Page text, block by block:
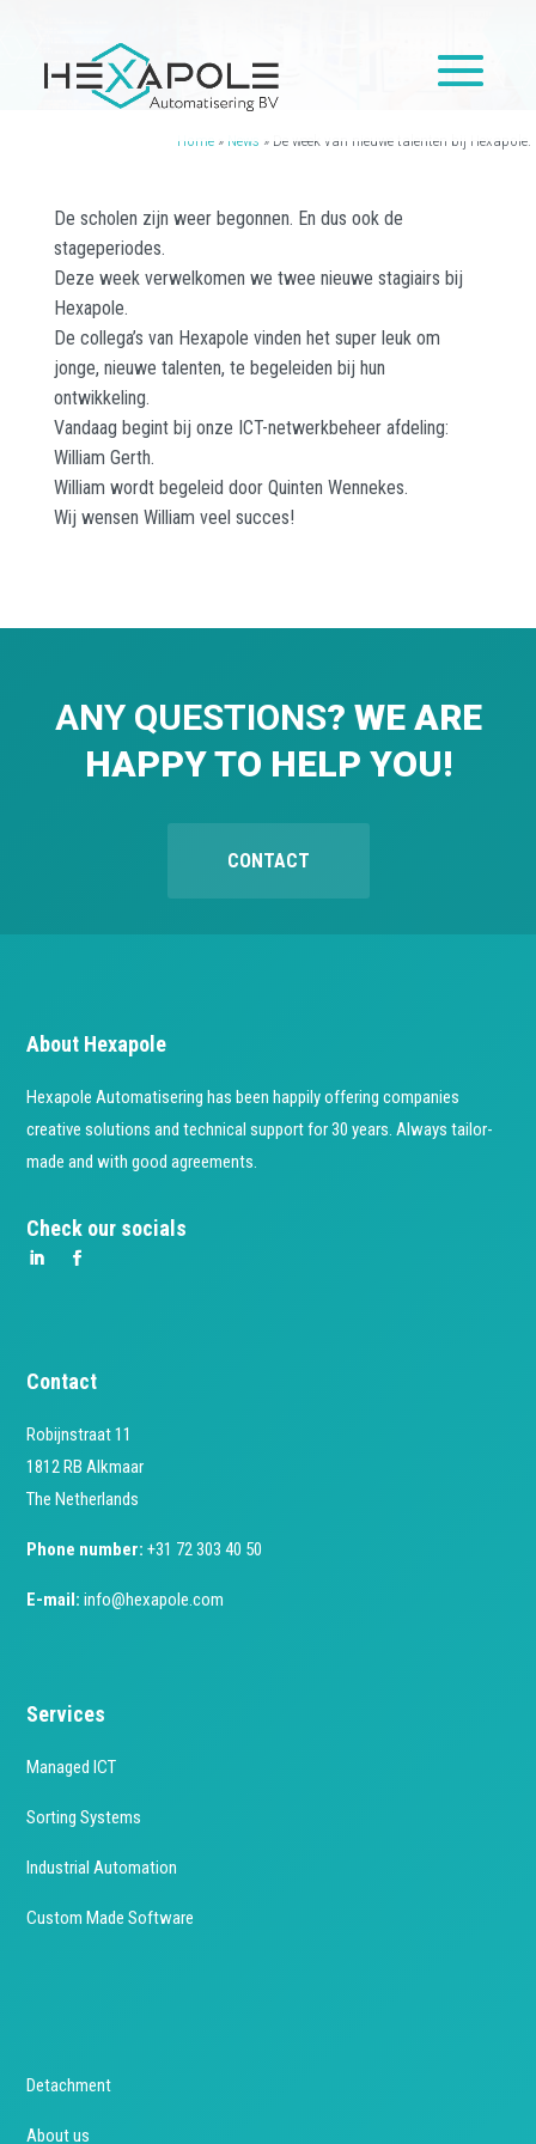
Home» News » De week van nieuwe talenten bij Hexapole.
De scholen zijn weer begonnen. En dus ook de
stageperiodes.
Deze week verwelkomen we twee nieuwe stagiairs bij
Hexapole.
De collega’s van Hexapole vinden het super leuk om
jonge, nieuwe talenten, te begeleiden bij hun
ontwikkeling.
Vandaag begint bij onze ICT-netwerkbeheer afdeling:
William Gerth.
William wordt begeleid door Quinten Wennekes.
Wij wensen William veel succes!
ANY QUESTIONS? WE ARE
HAPPY TO HELP YOU!
CONTACT
About Hexapole
Hexapole Automatisering has been happily offering companies
creative solutions and technical support for 30 years. Always tailor-
made and with good agreements.
Check our socials
Contact
Robijnstraat 11
1812 RB Alkmaar
The Netherlands
Phone number: +31 72 303 40 50
E-mail: info@hexapole.com
Services
Managed ICT
Sorting Systems
Industrial Automation
Custom Made Software
Detachment
About us